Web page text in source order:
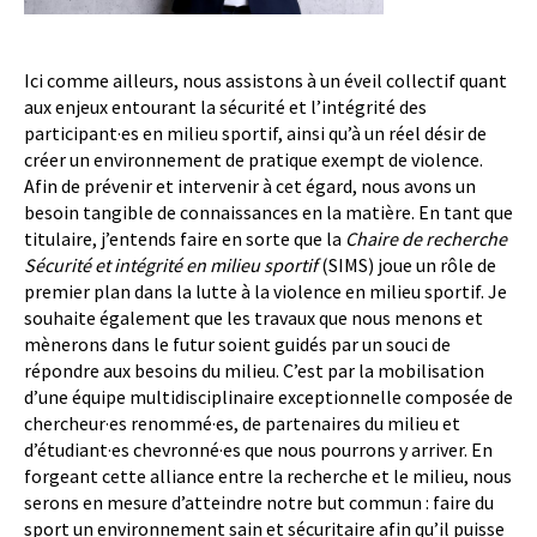
Anabelle Viau-Guay, Doyenne, Faculté des
Ici comme ailleurs, nous assistons à un éveil collectif quant
aux enjeux entourant la sécurité et l’intégrité des
participant·es en milieu sportif, ainsi qu’à un réel désir de
créer un environnement de pratique exempt de violence.
Afin de prévenir et intervenir à cet égard, nous avons un
besoin tangible de connaissances en la matière. En tant que
titulaire, j’entends faire en sorte que la Chaire de recherche
Sécurité et intégrité en milieu sportif(SIMS) joue un rôle de
premier plan dans la lutte à la violence en milieu sportif. Je
souhaite également que les travaux que nous menons et
mènerons dans le futur soient guidés par un souci de
répondre aux besoins du milieu. C’est par la mobilisation
d’une équipe multidisciplinaire exceptionnelle composée de
chercheur·es renommé·es, de partenaires du milieu et
d’étudiant·es chevronné·es que nous pourrons y arriver. En
forgeant cette alliance entre la recherche et le milieu, nous
serons en mesure d’atteindre notre but commun : faire du
sport un environnement sain et sécuritaire afin qu’il puisse